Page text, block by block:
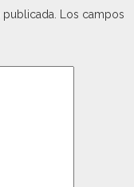
Los campos